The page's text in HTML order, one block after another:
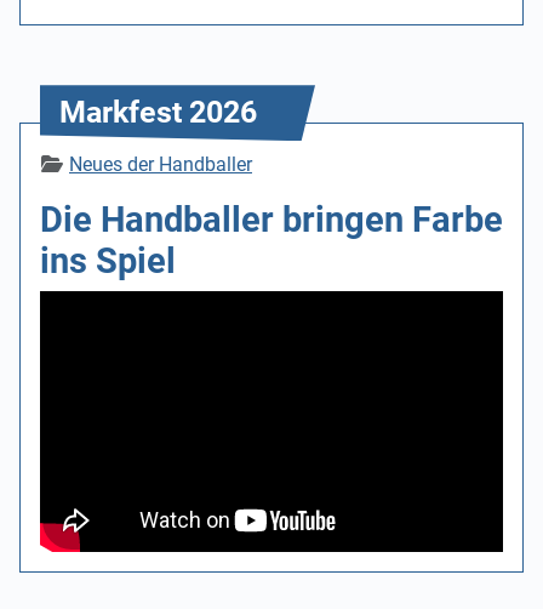
Markfest 2026
DetailsNeues der Handballer
Die Handballer bringen Farbe
ins Spiel